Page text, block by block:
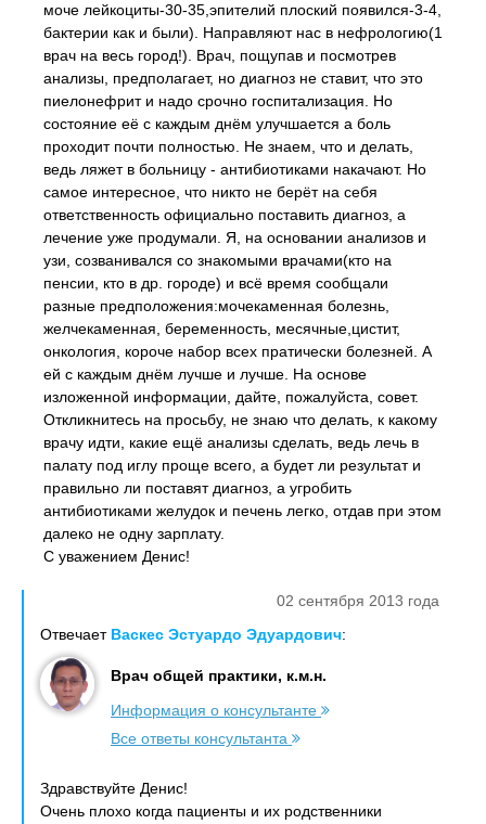
моче лейкоциты-30-35,эпителий плоский появился-3-4,
бактерии как и были). Направляют нас в нефрологию(1
врач на весь город!). Врач, пощупав и посмотрев
анализы, предполагает, но диагноз не ставит, что это
пиелонефрит и надо срочно госпитализация. Но
состояние её с каждым днём улучшается а боль
проходит почти полностью. Не знаем, что и делать,
ведь ляжет в больницу - антибиотиками накачают. Но
самое интересное, что никто не берёт на себя
ответственность официально поставить диагноз, а
лечение уже продумали. Я, на основании анализов и
узи, созванивался со знакомыми врачами(кто на
пенсии, кто в др. городе) и всё время сообщали
разные предположения:мочекаменная болезнь,
желчекаменная, беременность, месячные,цистит,
онкология, короче набор всех пратически болезней. А
ей с каждым днём лучше и лучше. На основе
изложенной информации, дайте, пожалуйста, совет.
Откликнитесь на просьбу, не знаю что делать, к какому
врачу идти, какие ещё анализы сделать, ведь лечь в
палату под иглу проще всего, а будет ли результат и
правильно ли поставят диагноз, а угробить
антибиотиками желудок и печень легко, отдав при этом
далеко не одну зарплату.
С уважением Денис!
02 сентября 2013 года
Отвечает Васкес Эстуардо Эдуардович:
Врач общей практики, к.м.н.
Информация о консультанте
Все ответы консультанта
Здравствуйте Денис!
Очень плохо когда пациенты и их родственники